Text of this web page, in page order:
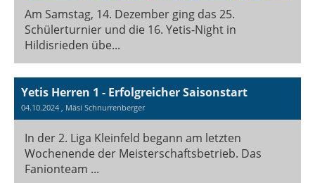
Am Samstag, 14. Dezember ging das 25.
Schülerturnier und die 16. Yetis-Night in
Hildisrieden übe...
Yetis Herren 1 - Erfolgreicher Saisonstart
04.10.2024 , Mäsi Schnurrenberger
In der 2. Liga Kleinfeld begann am letzten
Wochenende der Meisterschaftsbetrieb. Das
Fanionteam ...